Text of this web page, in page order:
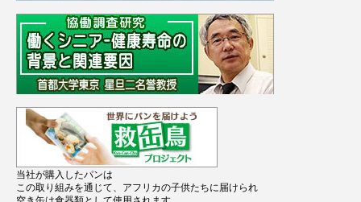
当社が購入したパンは
この取り組みを通じて、アフリカの子供たちに届けられ